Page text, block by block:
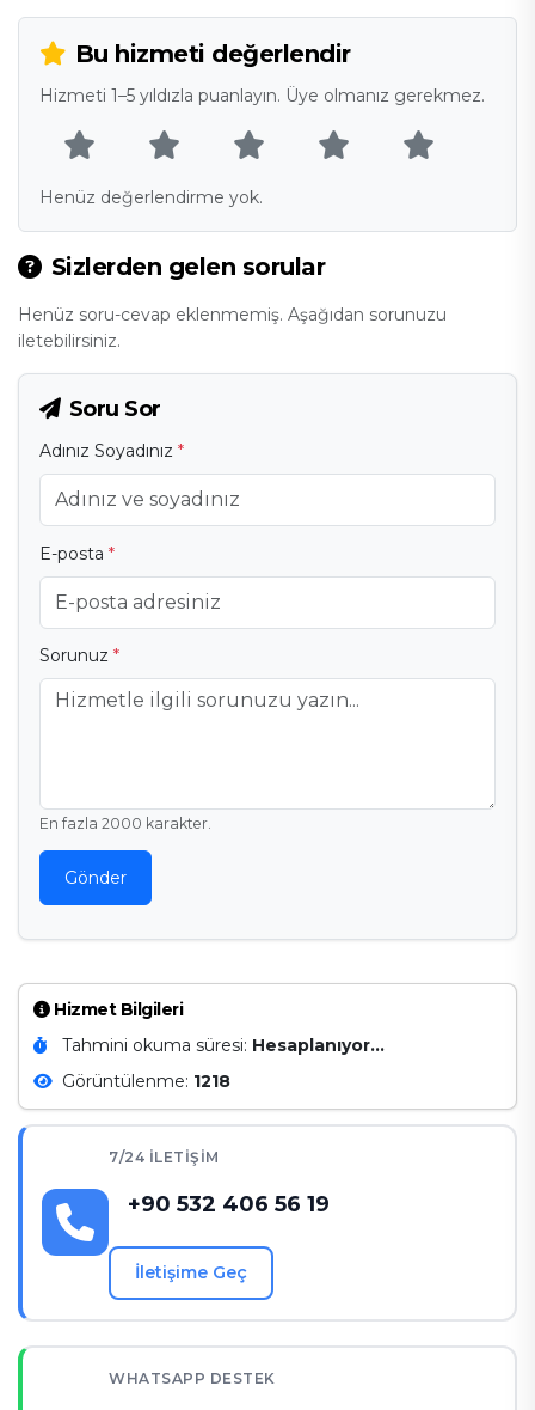
Hizmet Bilgileri
Tahmini okuma süresi: Hesaplanıyor...
Görüntülenme: 1218
7/24 İLETIŞIM
+90 532 406 56 19
İletişime Geç
WHATSAPP DESTEK
Bu hizmeti değerlendir
Hizmeti 1–5 yıldızla puanlayın. Üye olmanız gerekmez.
Henüz değerlendirme yok.
Sizlerden gelen sorular
Henüz soru-cevap eklenmemiş. Aşağıdan sorunuzu
iletebilirsiniz.
Soru Sor
Adınız Soyadınız *
E-posta *
Sorunuz *
En fazla 2000 karakter.
Gönder